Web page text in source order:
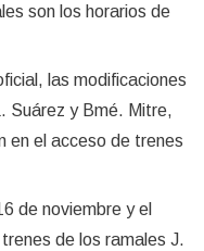
son los horarios de
las modificaciones
Suárez y Bmé. Mitre,
en el acceso de trenes
de noviembre y el
de los ramales J.